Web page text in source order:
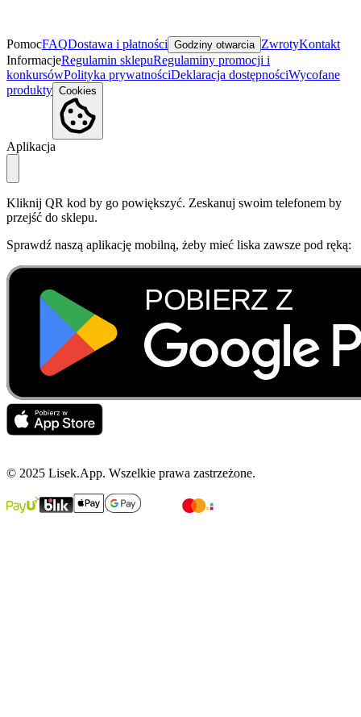
PomocFAQDostawa i płatności Godziny otwarcia ZwrotyKontakt
InformacjeRegulamin sklepuRegulaminy promocji i
konkursówPolityka prywatnościDeklaracja dostępnościWycofane
produkty Cookies
Aplikacja
Kliknij QR kod by go powiększyć. Zeskanuj swoim telefonem by
przejść do sklepu.
Sprawdź naszą aplikację mobilną, żeby mieć liska zawsze pod ręką:
© 2025 Lisek.App. Wszelkie prawa zastrzeżone.